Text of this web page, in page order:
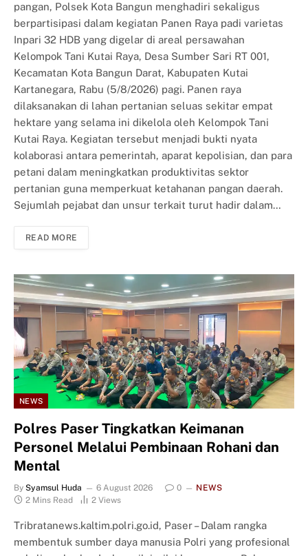
pangan, Polsek Kota Bangun menghadiri sekaligus
berpartisipasi dalam kegiatan Panen Raya padi varietas
Inpari 32 HDB yang digelar di areal persawahan
Kelompok Tani Kutai Raya, Desa Sumber Sari RT 001,
Kecamatan Kota Bangun Darat, Kabupaten Kutai
Kartanegara, Rabu (5/8/2026) pagi. Panen raya
dilaksanakan di lahan pertanian seluas sekitar empat
hektare yang selama ini dikelola oleh Kelompok Tani
Kutai Raya. Kegiatan tersebut menjadi bukti nyata
kolaborasi antara pemerintah, aparat kepolisian, dan para
petani dalam meningkatkan produktivitas sektor
pertanian guna memperkuat ketahanan pangan daerah.
Sejumlah pejabat dan unsur terkait turut hadir dalam…
READ MORE
NEWS
Polres Paser Tingkatkan Keimanan
Personel Melalui Pembinaan Rohani dan
Mental
By Syamsul Huda 6 August 2026 0
NEWS
2 Mins Read
2 Views
Tribratanews.kaltim.polri.go.id, Paser – Dalam rangka
membentuk sumber daya manusia Polri yang profesional